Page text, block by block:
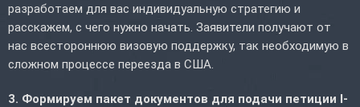
разработаем для вас индивидуальную стратегию и
расскажем, с чего нужно начать. Заявители получают от
нас всестороннюю визовую поддержку, так необходимую в
сложном процессе переезда в США.
3. Формируем пакет документов для подачи петиции I-